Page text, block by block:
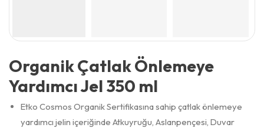
Organik Çatlak Önlemeye
Yardımcı Jel 350 ml
Etko Cosmos Organik Sertifikasına sahip çatlak önlemeye
yardımcı jelin içeriğinde Atkuyruğu, Aslanpençesi, Duvar